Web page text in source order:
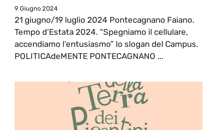
9 Giugno 2024
21 giugno/19 luglio 2024 Pontecagnano Faiano.
Tempo d’Estata 2024. “Spegniamo il cellulare,
accendiamo l’entusiasmo” lo slogan del Campus.
POLITICAdeMENTE PONTECAGNANO ...